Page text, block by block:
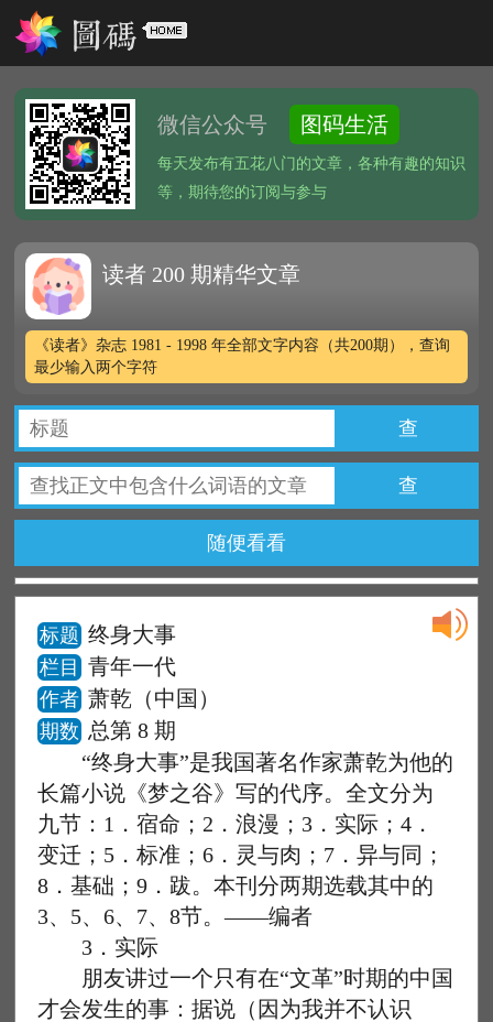
微信公众号 图码生活
每天发布有五花八门的文章，各种有趣的知识
等，期待您的订阅与参与
读者 200 期精华文章
《读者》杂志 1981 - 1998 年全部文字内容（共200期），查询
最少输入两个字符
查
查
随便看看
标题 终身大事
栏目 青年一代
作者 萧乾（中国）
期数 总第 8 期
“终身大事”是我国著名作家萧乾为他的
长篇小说《梦之谷》写的代序。全文分为
九节：1．宿命；2．浪漫；3．实际；4．
变迁；5．标准；6．灵与肉；7．异与同；
8．基础；9．跋。本刊分两期选载其中的
3、5、6、7、8节。——编者
3．实际
朋友讲过一个只有在“文革”时期的中国
才会发生的事：据说（因为我并不认识